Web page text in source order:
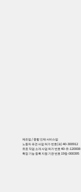
제조업 / 종합 인재 서비스업
노동자 파견 사업 허가 번호(파) 40-300912
유료 직업 소개 사업 허가 번호 40-유-120008
특정 기능 등록 지원 기관 번호 19등-000395